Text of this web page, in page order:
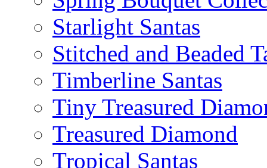
Starlight Santas
Stitched and Beaded
Timberline Santas
Tiny Treasured
Treasured Diamond
Tropical Santas